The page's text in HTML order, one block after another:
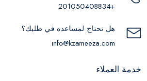
+201050408834
هل تحتاج لمساعده في طلبك؟
info@kzameeza.com
خدمة العملاء